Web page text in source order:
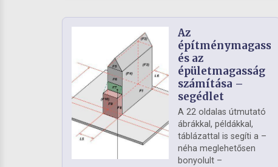
Az
építménymagasság
és az
épületmagasság
számítása –
segédlet
A 22 oldalas útmutató
ábrákkal, példákkal,
táblázattal is segíti a –
néha meglehetősen
bonyolult –